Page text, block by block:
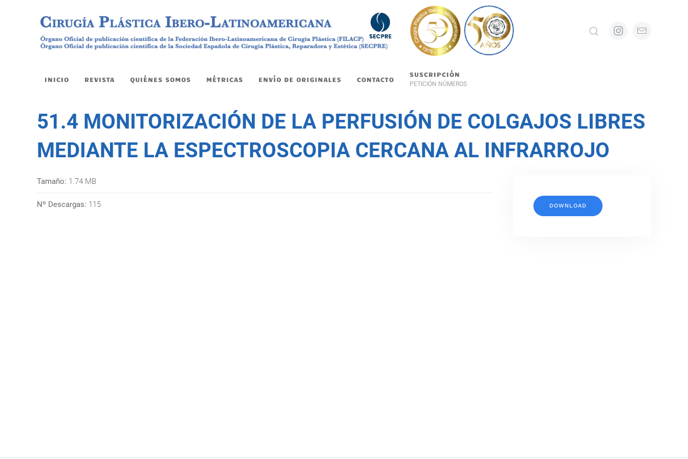
INICIO REVISTA QUIÉNES SOMOS MÉTRICAS ENVÍO DE ORIGINALES CONTACTO
SUSCRIPCIÓN
PETICIÓN NÚMEROS
51.4 MONITORIZACIÓN DE LA PERFUSIÓN DE COLGAJOS LIBRES
MEDIANTE LA ESPECTROSCOPIA CERCANA AL INFRARROJO
Tamaño: 1.74 MB
Nº Descargas: 115 DOWNLOAD